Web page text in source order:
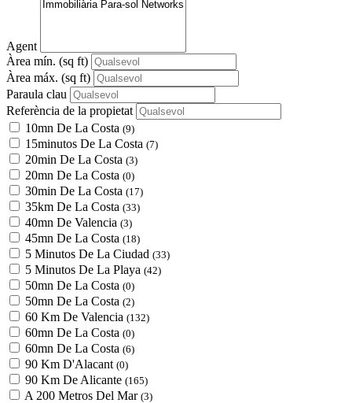
Agent
Àrea mín. (sq ft)
Àrea máx. (sq ft)
Paraula clau
Referència de la propietat
10mn De La Costa (9)
15minutos De La Costa (7)
20min De La Costa (3)
20mn De La Costa (0)
30min De La Costa (17)
35km De La Costa (33)
40mn De Valencia (3)
45mn De La Costa (18)
5 Minutos De La Ciudad (33)
5 Minutos De La Playa (42)
50mn De La Costa (0)
50mn De La Costa (2)
60 Km De Valencia (132)
60mn De La Costa (0)
60mn De La Costa (6)
90 Km D'Alacant (0)
90 Km De Alicante (165)
A 200 Metros Del Mar (3)